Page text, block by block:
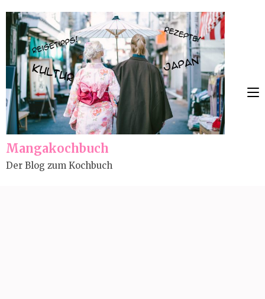
content
(Press
Enter)
Mangakochbuch
Der Blog zum Kochbuch